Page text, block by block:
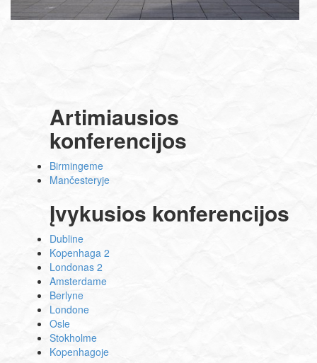
Artimiausios
konferencijos
Birmingeme
Mančesteryje
Įvykusios konferencijos
Dubline
Kopenhaga 2
Londonas 2
Amsterdame
Berlyne
Londone
Osle
Stokholme
Kopenhagoje